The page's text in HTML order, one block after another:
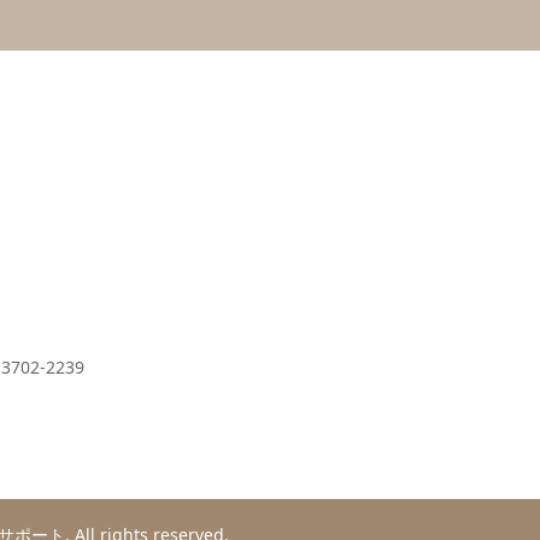
2239
ポート . All rights reserved.